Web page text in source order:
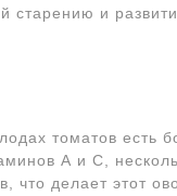
старению и
томатов есть
А и С,
что делает этот